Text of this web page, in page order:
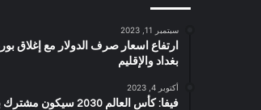
سبتمبر 11, 2023
ارتفاع اسعار صرف الدولار مع إغلاق
بغداد والإقليم
أكتوبر 4, 2023
فيفا: كأس العالم 2030 سيكون